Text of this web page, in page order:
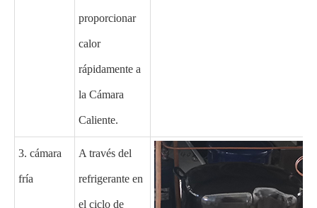
proporcionar
calor
rápidamente a
la Cámara
Caliente.
3. cámara
fría
A través del
refrigerante en
el ciclo de